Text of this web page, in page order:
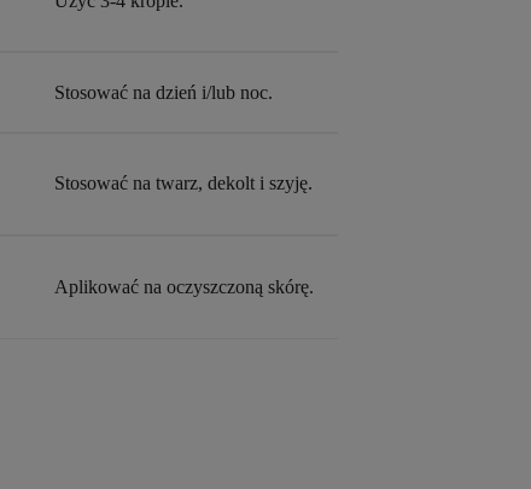
Stosować na dzień i/lub noc.
Stosować na twarz, dekolt i szyję.
Aplikować na oczyszczoną skórę.